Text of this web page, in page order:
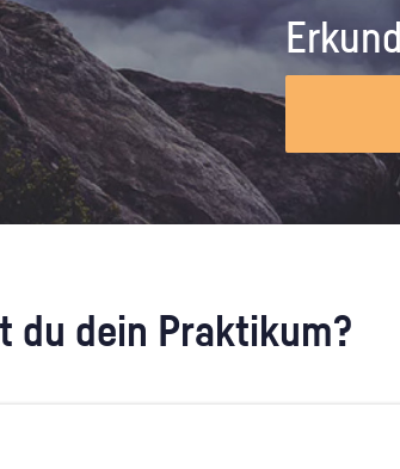
Unternehmen lohnt, wie man sich
vorbereitet und wie ein Vorab-Anruf
abläuft.
du dein Praktikum?